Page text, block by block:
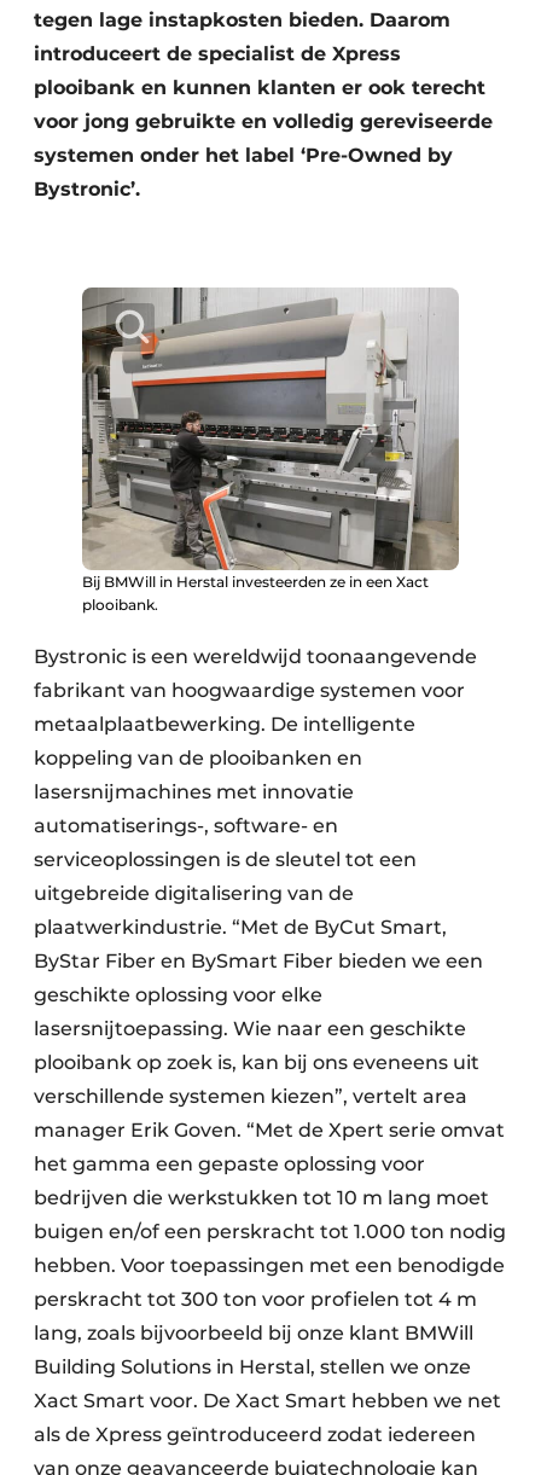
tegen lage instapkosten bieden. Daarom
introduceert de specialist de Xpress
plooibank en kunnen klanten er ook terecht
voor jong gebruikte en volledig gereviseerde
systemen onder het label ‘Pre-Owned by
Bystronic’.
Bij BMWill in Herstal investeerden ze in een Xact
plooibank.
Bystronic is een wereldwijd toonaangevende
fabrikant van hoogwaardige systemen voor
metaalplaatbewerking. De intelligente
koppeling van de plooibanken en
lasersnijmachines met innovatie
automatiserings-, software- en
serviceoplossingen is de sleutel tot een
uitgebreide digi­talisering van de
plaatwerkindustrie. “Met de ByCut Smart,
ByStar Fiber en BySmart Fiber bieden we een
geschikte oplossing voor elke
lasersnijtoepassing. Wie naar een geschikte
plooibank op zoek is, kan bij ons eveneens uit
verschillende systemen kiezen”, vertelt area
manager Erik Goven. “Met de Xpert serie omvat
het gamma een gepaste oplossing voor
bedrijven die werkstukken tot 10 m lang moet
buigen en/of een perskracht tot 1.000 ton nodig
hebben. Voor toepassingen met een benodigde
perskracht tot 300 ton voor profielen tot 4 m
lang, zoals bijvoorbeeld bij onze klant BMWill
Building Solutions in Herstal, stellen we onze
Xact Smart voor. De Xact Smart hebben we net
als de Xpress geïntroduceerd zodat iedereen
van onze geavanceerde buigtechnologie kan